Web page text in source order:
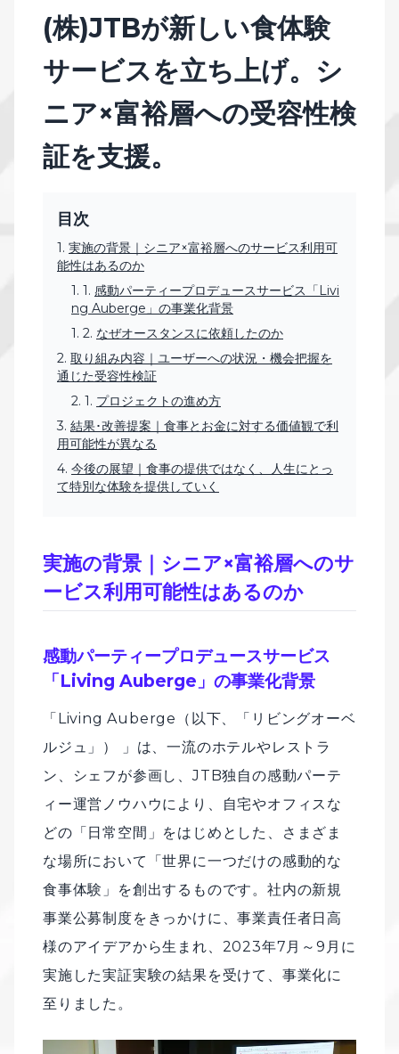
(株)JTBが新しい食体験
サービスを立ち上げ。シ
ニア×富裕層への受容性検
証を支援。
目次
実施の背景｜シニア×富裕層へのサービス利用可
能性はあるのか
感動パーティープロデュースサービス「Livi
ng Auberge」の事業化背景
なぜオースタンスに依頼したのか
取り組み内容｜ユーザーへの状況・機会把握を
通じた受容性検証
プロジェクトの進め方
結果･改善提案｜食事とお金に対する価値観で利
用可能性が異なる
今後の展望｜食事の提供ではなく、人生にとっ
て特別な体験を提供していく
実施の背景｜シニア×富裕層へのサ
ービス利用可能性はあるのか
感動パーティープロデュースサービス
「Living Auberge」の事業化背景
「Living Auberge（以下、「リビングオーベ
ルジュ」） 」は、一流のホテルやレストラ
ン、シェフが参画し、JTB独自の感動パーテ
ィー運営ノウハウにより、自宅やオフィスな
どの「日常空間」をはじめとした、さまざま
な場所において「世界に一つだけの感動的な
食事体験」を創出するものです。社内の新規
事業公募制度をきっかけに、事業責任者日高
様のアイデアから生まれ、2023年7月～9月に
実施した実証実験の結果を受けて、事業化に
至りました。